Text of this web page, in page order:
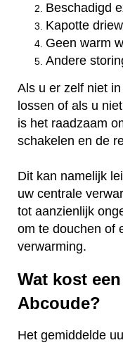
Beschadigd
Kapotte
Geen warm
Andere
Als u er zelf niet
lossen of als u
is het raadzaam
schakelen en de
Dit kan namelijk
uw centrale
tot aanzienlijk
om te douchen of
verwarming.
Wat kost
Abcoude?
Het gemiddelde